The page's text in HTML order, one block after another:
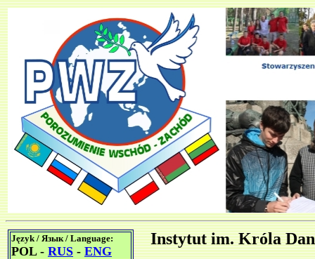
Język / Язык / Language:
POL - RUS - ENG
Instytut im. Króla